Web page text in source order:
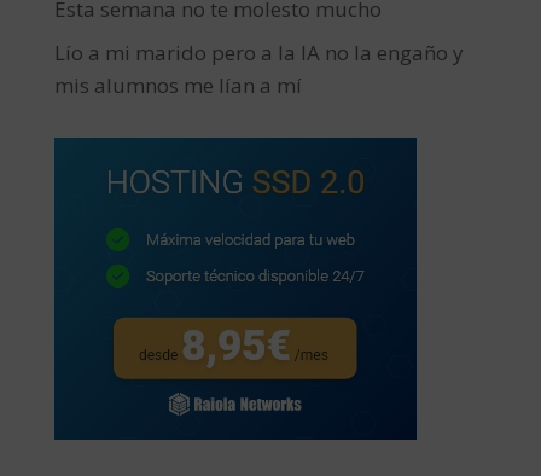
Esta semana no te molesto mucho
Lío a mi marido pero a la IA no la engaño y
mis alumnos me lían a mí